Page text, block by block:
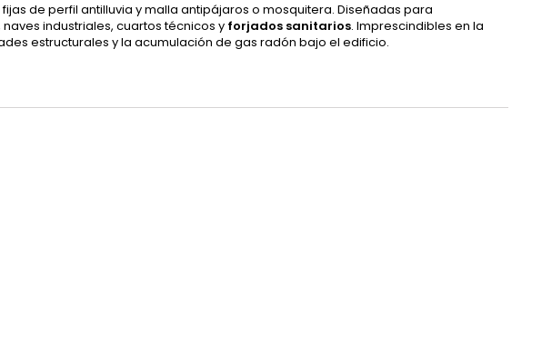
de perfil antilluvia y malla antipájaros o mosquitera. Diseñadas para
industriales, cuartos técnicos y forjados sanitarios. Imprescindibles en la
estructurales y la acumulación de gas radón bajo el edificio.